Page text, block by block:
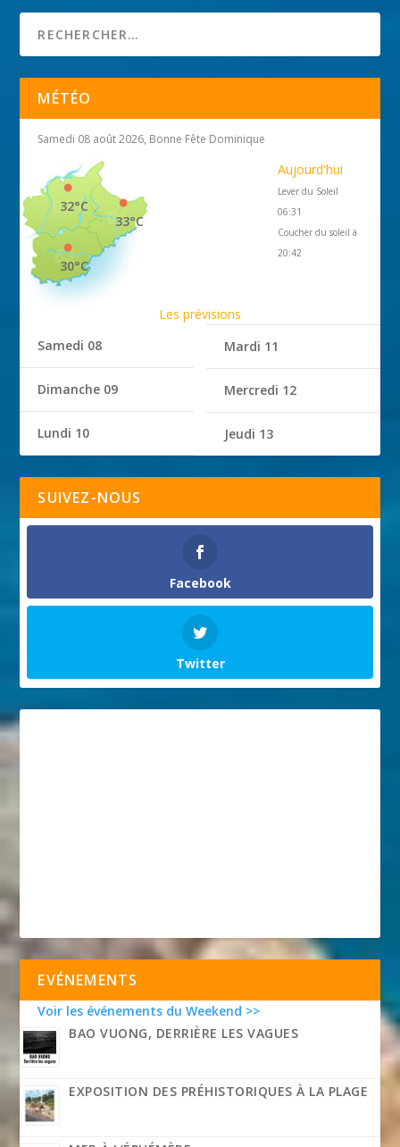
MÉTÉO
Samedi 08 août 2026, Bonne Fête Dominique
33°C
32°C
30°C
Aujourd'hui
Lever du Soleil
06:31
Coucher du soleil à
20:42
Les prévisions
Samedi 08
Dimanche 09
Lundi 10
Mardi 11
Mercredi 12
Jeudi 13
SUIVEZ-NOUS
Facebook
Twitter
EVÉNEMENTS
Voir les événements du Weekend >>
BAO VUONG, DERRIÈRE LES VAGUES
EXPOSITION DES PRÉHISTORIQUES À LA PLAGE